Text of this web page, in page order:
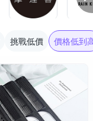
挑戰低價 價格低到